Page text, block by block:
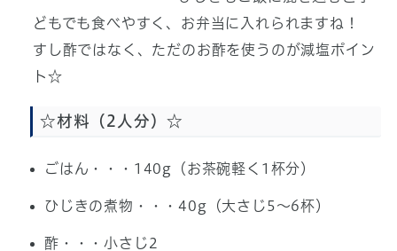
どもでも食べやすく、お弁当に入れられますね！
すし酢ではなく、ただのお酢を使うのが減塩ポイン
ト☆
☆材料（2人分）☆
ごはん・・・140g（お茶碗軽く1杯分）
ひじきの煮物・・・40g（大さじ5～6杯）
酢・・・小さじ2